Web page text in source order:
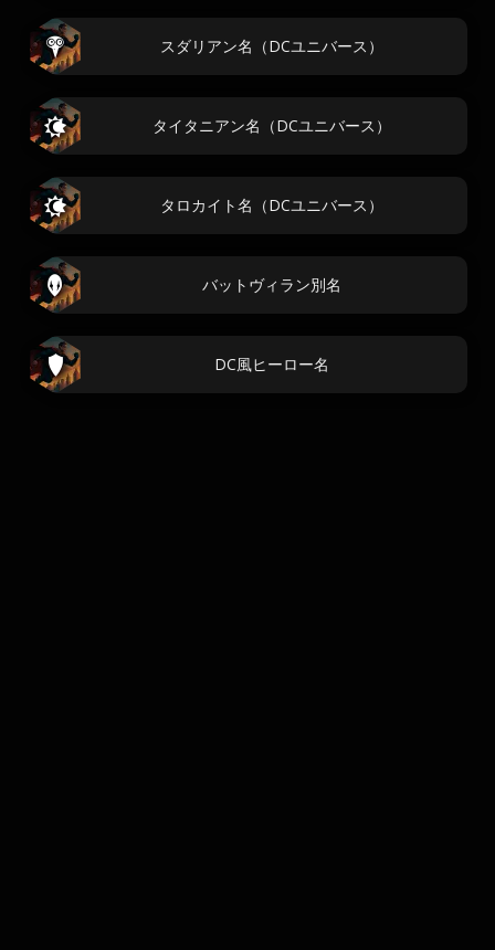
スダリアン名（DCユニバース）
タイタニアン名（DCユニバース）
タロカイト名（DCユニバース）
バットヴィラン別名
DC風ヒーロー名